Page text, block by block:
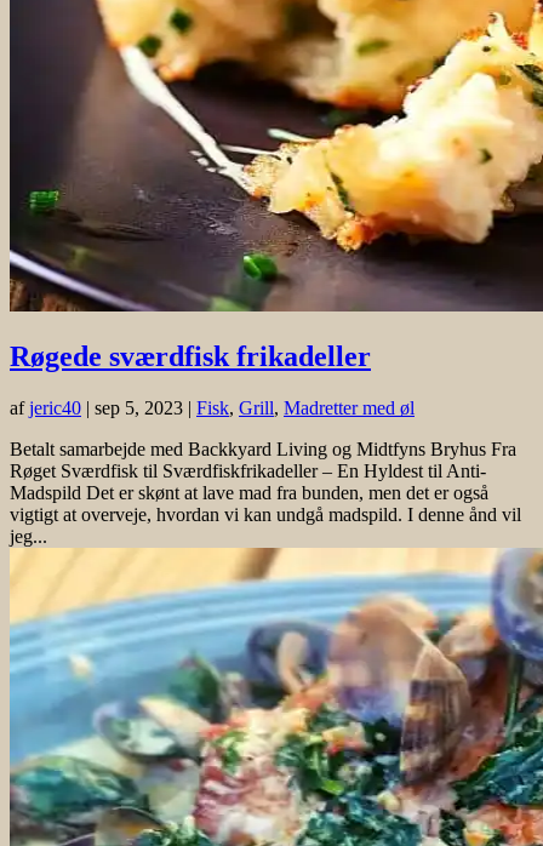
Røgede sværdfisk frikadeller
afjeric40 | sep 5, 2023 | Fisk, Grill, Madretter med øl
Betalt samarbejde med Backkyard Living og Midtfyns Bryhus Fra
Røget Sværdfisk til Sværdfiskfrikadeller – En Hyldest til Anti-
Madspild Det er skønt at lave mad fra bunden, men det er også
vigtigt at overveje, hvordan vi kan undgå madspild. I denne ånd vil
jeg...